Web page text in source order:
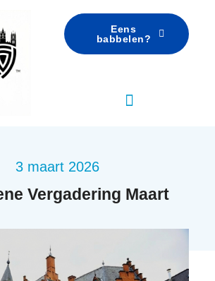
Eens
babbelen?
3 maart 2026
Vergadering Maart